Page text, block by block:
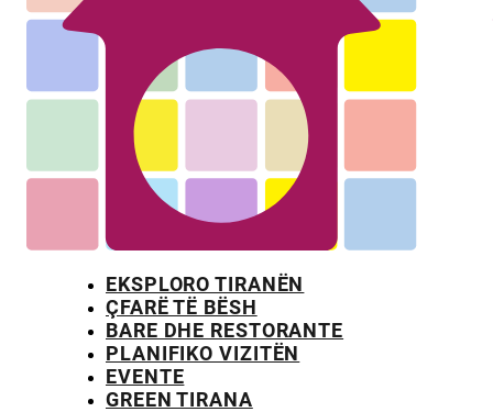
EKSPLORO TIRANËN
ÇFARË TË BËSH
BARE DHE RESTORANTE
PLANIFIKO VIZITËN
EVENTE
GREEN TIRANA